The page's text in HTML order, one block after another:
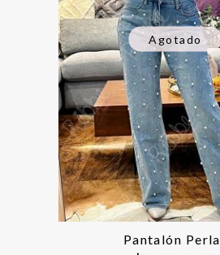
Agotado
Pantalón